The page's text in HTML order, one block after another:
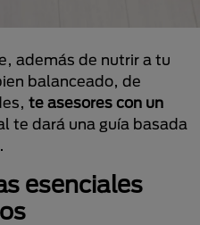
además de nutrir a tu
balanceado, de
te asesores con un
te dará una guía basada
esenciales